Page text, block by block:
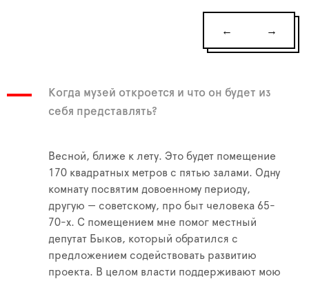
← →
Когда музей откроется и что он будет из
себя представлять?
Весной, ближе к лету. Это будет помещение
170 квадратных метров с пятью залами. Одну
комнату посвятим довоенному периоду,
другую — советскому, про быт человека 65-
70-х. С помещением мне помог местный
депутат Быков, который обратился с
предложением содействовать развитию
проекта. В целом власти поддерживают мою